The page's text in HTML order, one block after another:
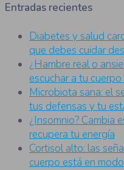
Entradas recientes
Diabetes y salud
que debes cuidar
¿Hambre real o
escuchar a tu
Microbiota sana: el
tus defensas y tu
¿Insomnio? Cambia
recupera tu energía
Cortisol alto: las
cuerpo está en